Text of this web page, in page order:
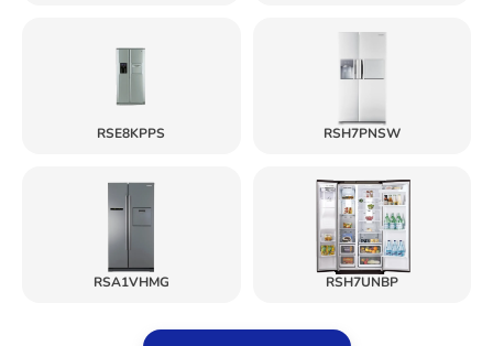
RSE8KPPS RSH7PNSW
RSA1VHMG RSH7UNBP